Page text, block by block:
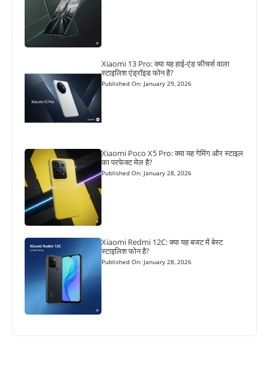
Xiaomi 13 Pro: क्या यह हाई-एंड फीचर्स वाला
स्टाइलिश एंड्रॉइड फोन है?
Published On: January 29, 2026
Xiaomi Poco X5 Pro: क्या यह गेमिंग और स्टाइल
का परफेक्ट मेल है?
Published On: January 28, 2026
Xiaomi Redmi 12C: क्या यह बजट में बेस्ट
स्टाइलिश फोन है?
Published On: January 28, 2026